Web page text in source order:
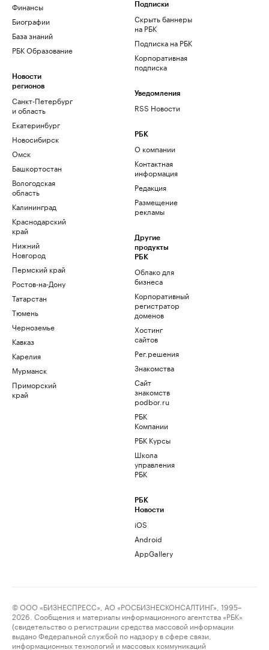
Финансы
Биографии
База знаний
РБК Образование
Новости
регионов
Санкт-Петербург
и область
Екатеринбург
Новосибирск
Омск
Башкортостан
Вологодская
область
Калининград
Краснодарский
край
Нижний
Новгород
Пермский край
Ростов-на-Дону
Татарстан
Тюмень
Черноземье
Кавказ
Карелия
Мурманск
Приморский
край
Подписки
Скрыть баннеры
на РБК
Подписка на РБК
Корпоративная
подписка
Уведомления
RSS Новости
РБК
О компании
Контактная
информация
Редакция
Размещение
рекламы
Другие
продукты
РБК
Облако для
бизнеса
Корпоративный
регистратор
доменов
Хостинг
сайтов
Рег.решения
Знакомства
Сайт
знакомств
podbor.ru
РБК
Компании
РБК Курсы
Школа
управления
РБК
РБК
Новости
iOS
Android
AppGallery
© ООО «БИЗНЕСПРЕСС», АО «РОСБИЗНЕСКОНСАЛТИНГ», 1995–
2026. Сообщения и материалы информационного агентства «РБК»
(свидетельство о регистрации средства массовой информации
выдано Федеральной службой по надзору в сфере связи,
информационных технологий и массовых коммуникаций